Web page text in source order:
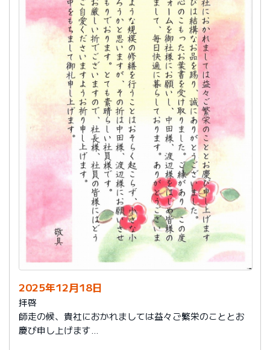
2025年12月18日
拝啓
師走の候、貴社におかれましては益々ご繁栄のこととお
慶び申し上げます